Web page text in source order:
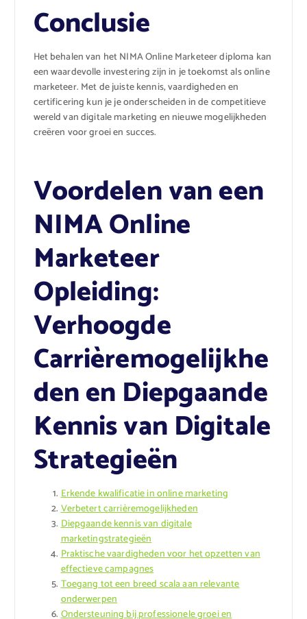
Conclusie
Het behalen van het NIMA Online Marketeer diploma kan
een waardevolle investering zijn in je toekomst als online
marketeer. Met de juiste kennis, vaardigheden en
certificering kun je je onderscheiden in de competitieve
wereld van digitale marketing en nieuwe mogelijkheden
creëren voor groei en succes.
Voordelen van een
NIMA Online
Marketeer
Opleiding:
Verhoogde
Carrièremogelijkhe
den en Diepgaande
Kennis van Digitale
Strategieën
Erkende kwalificatie in online marketing
Verbetert carrièremogelijkheden
Diepgaande kennis van digitale
marketingstrategieën
Praktische vaardigheden voor het opzetten van
effectieve campagnes
Toegang tot een breed scala aan relevante
onderwerpen
Ondersteuning bij professionele groei en